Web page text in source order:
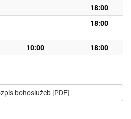
18:00
18:00
10:00 18:00
bohoslužeb [PDF]